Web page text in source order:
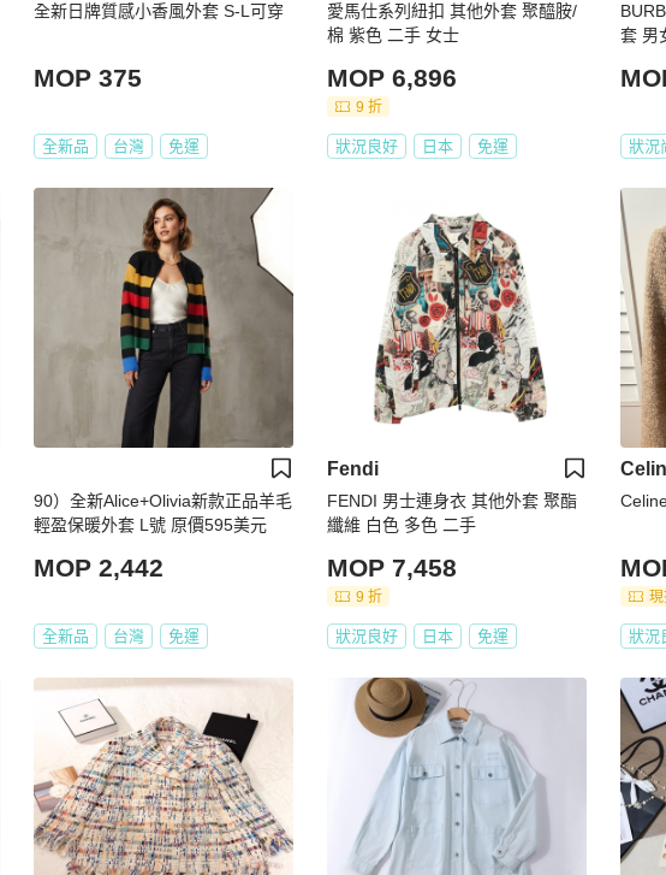
全新日牌質感小香風外套 S-L可穿
MOP 375
全新品 台灣 免運
愛馬仕系列紐扣 其他外套 聚醯胺/
棉 紫色 二手 女士
MOP 6,896
9 折
狀況良好 日本 免運
套 男
狀況
90）全新Alice+Olivia新款正品羊毛
輕盈保暖外套 L號 原價595美元
MOP 2,442
全新品 台灣 免運
Fendi
FENDI 男士連身衣 其他外套 聚酯
纖維 白色 多色 二手
MOP 7,458
9 折
狀況良好 日本 免運 狀況